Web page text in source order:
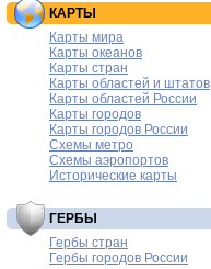
КАРТЫ
Карты мира
Карты океанов
Карты стран
Карты областей и штатов
Карты областей России
Карты городов
Карты городов России
Схемы метро
Схемы аэропортов
Исторические карты
ГЕРБЫ
Гербы стран
Гербы городов России